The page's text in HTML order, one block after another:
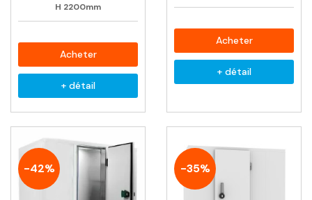
H 2200mm
Acheter
+ détail
Acheter
+ détail
-42% -35%